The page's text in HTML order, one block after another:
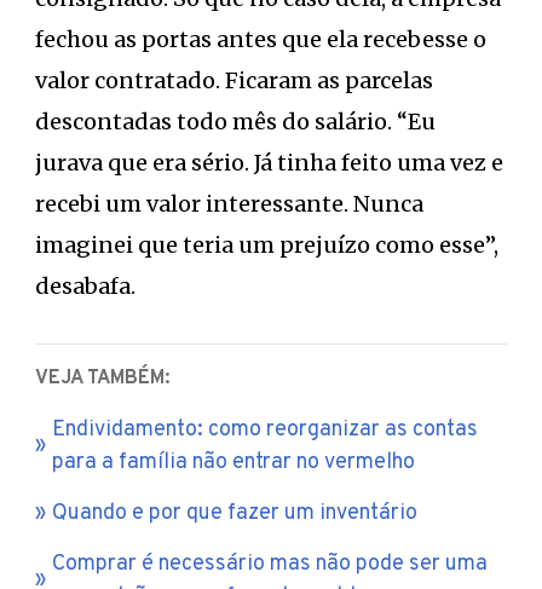
fechou as portas antes que ela recebesse o
valor contratado. Ficaram as parcelas
descontadas todo mês do salário. “Eu
jurava que era sério. Já tinha feito uma vez e
recebi um valor interessante. Nunca
imaginei que teria um prejuízo como esse”,
desabafa.
VEJA TAMBÉM:
Endividamento: como reorganizar as contas
para a família não entrar no vermelho
Quando e por que fazer um inventário
Comprar é necessário mas não pode ser uma